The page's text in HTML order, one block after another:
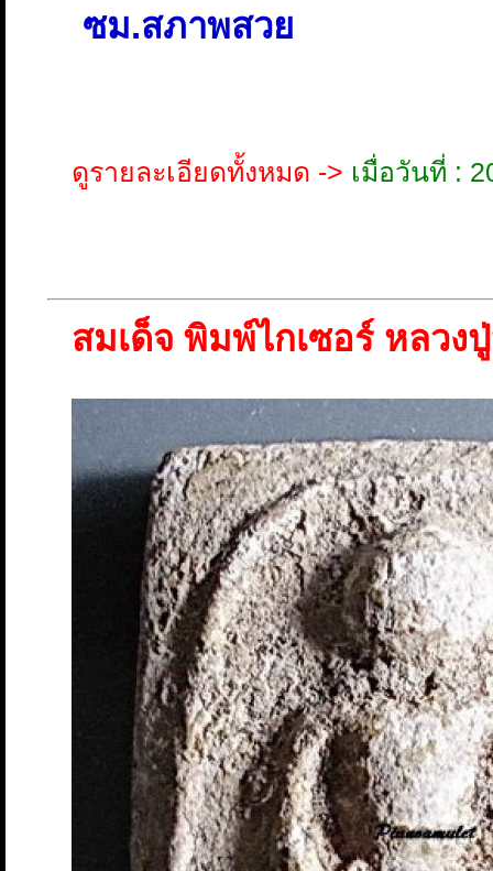
ซม.สภาพสวย
ดูรายละเอียดทั้งหมด -> เมื่อวันที่ :
สมเด็จ พิมพ์ไกเซอร์ หลวง